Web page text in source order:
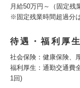
月給50万円～（固定残
※固定残業時間超過分
待遇・福利厚
社会保険：健康保険、
福利厚生：通勤交通費
1回)